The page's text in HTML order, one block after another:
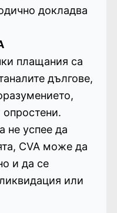
докладва
плащания са
дългове,
опростени.
не успее да
CVA може да
и да се
или